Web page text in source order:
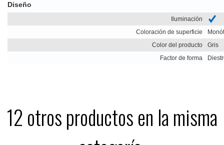
Diseño
Iluminación
Coloración de superficie
Color del producto
Gris
Factor de forma
12 otros productos en la misma